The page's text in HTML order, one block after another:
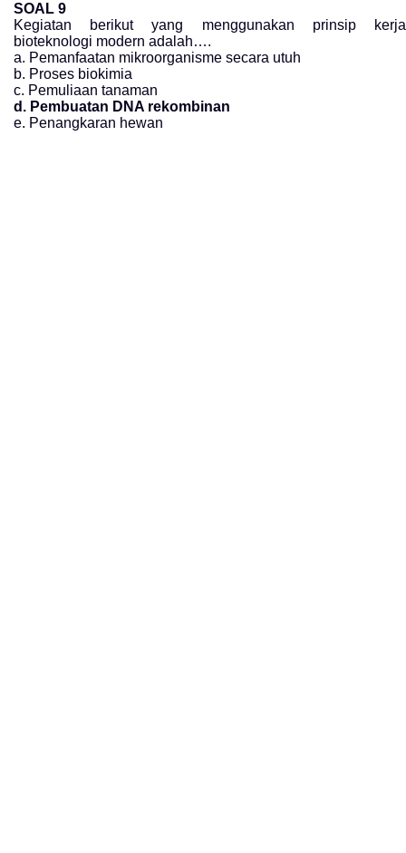
SOAL 9
Kegiatan berikut yang menggunakan prinsip kerja
bioteknologi modern adalah….
a. Pemanfaatan mikroorganisme secara utuh
b. Proses biokimia
c. Pemuliaan tanaman
d. Pembuatan DNA rekombinan
e. Penangkaran hewan